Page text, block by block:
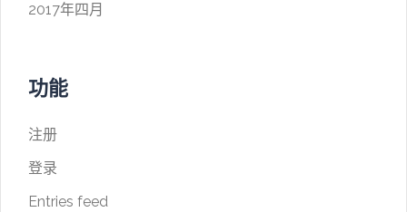
2017年四月
功能
注册
登录
Entries feed